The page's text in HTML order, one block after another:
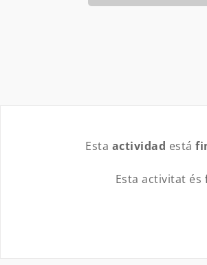
Esta actividad está
Esta activitat és